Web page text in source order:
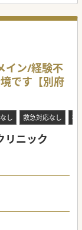
加しており、地
っています。
の負担軽減と
す。
ンクのある内
先生を求めて
であり、対象エ
特化していま
手当があり、県
通勤の利便性も
がなく他県出
です。
イン/経験不
です【別府
し 救急対応なし 複
リニック